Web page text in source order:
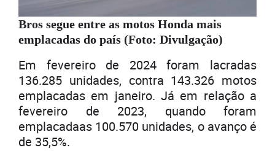
Bros segue entre as motos Honda mais
emplacadas do país (Foto: Divulgação)
Em fevereiro de 2024 foram lacradas
136.285 unidades, contra 143.326 motos
emplacadas em janeiro. Já em relação a
fevereiro de 2023, quando foram
emplacadaas 100.570 unidades, o avanço é
de 35,5%.